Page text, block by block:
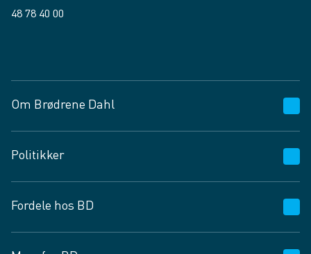
48 78 40 00
Om Brødrene Dahl
Vagttelefon 30 10 89 89
Spørgsmål og svar
Job og karriere
Fødevarekontrolrapport
Politikker
Privatlivspolitik
Cookies
Fordele hos BD